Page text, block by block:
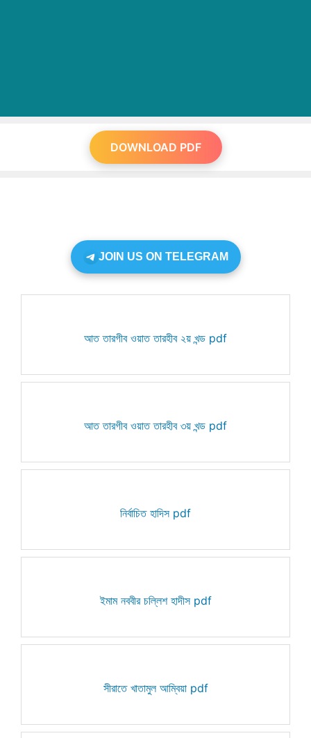
DOWNLOAD PDF
JOIN US ON TELEGRAM
আত তারগীব ওয়াত তারহীব ২য় খন্ড pdf
আত তারগীব ওয়াত তারহীব ৩য় খন্ড pdf
নির্বাচিত হাদিস pdf
ইমাম নববীর চল্লিশ হাদীস pdf
সীরাতে খাতামুল আম্বিয়া pdf